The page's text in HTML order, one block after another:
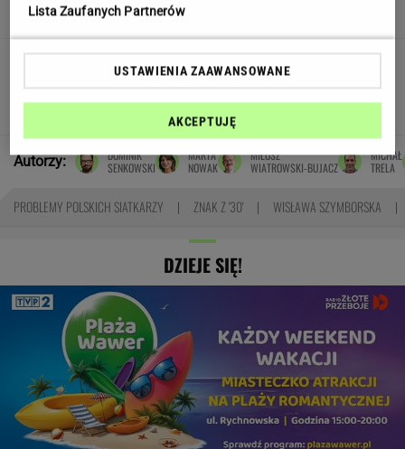
SUBSKRYPCJA
odcinkowe pomiary prędkości. Polski program
DZIEJE SIĘ!
Autorzy:
DOMINIK
SENKOWSKI
MARTA
NOWAK
MIŁOSZ
WIATROWSKI-BUJACZ
MICHAŁ
TRELA
PROBLEMY POLSKICH SIATKARZY ZNAK Z '30' WISŁAWA SZYMBORSKA
Lista Zaufanych Partnerów
USTAWIENIA ZAAWANSOWANE
AKCEPTUJĘ